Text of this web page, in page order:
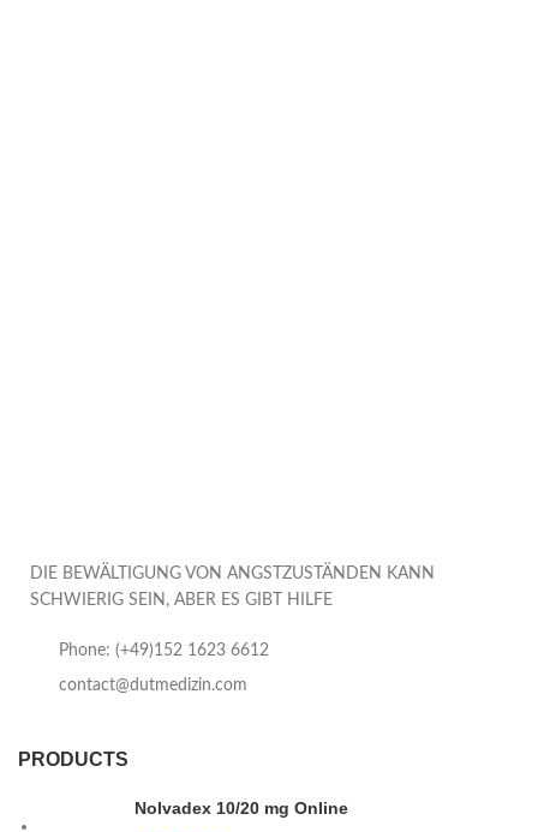
DIE BEWÄLTIGUNG VON ANGSTZUSTÄNDEN KANN
SCHWIERIG SEIN, ABER ES GIBT HILFE
Phone: (+49)152 1623 6612
contact@dutmedizin.com
PRODUCTS
Nolvadex 10/20 mg Online